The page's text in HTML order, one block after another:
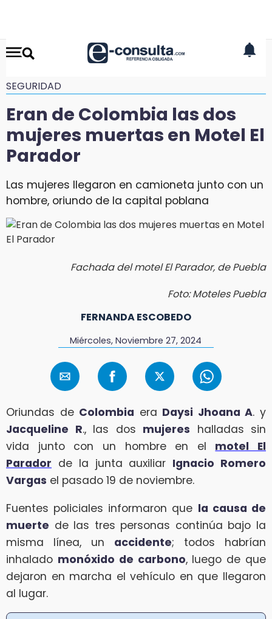
SEGURIDAD
Eran de Colombia las dos
mujeres muertas en Motel El
Parador
Las mujeres llegaron en camioneta junto con un
hombre, oriundo de la capital poblana
Fachada del motel El Parador, de Puebla
Foto: Moteles Puebla
FERNANDA ESCOBEDO
Miércoles, Noviembre 27, 2024
Oriundas de Colombia era Daysi Jhoana A. y
Jacqueline R., las dos mujeres halladas sin
vida junto con un hombre en el motel El
Parador de la junta auxiliar Ignacio Romero
Vargas el pasado 19 de noviembre.
Fuentes policiales informaron que la causa de
muerte de las tres personas continúa bajo la
misma línea, un accidente; todos habrían
inhalado monóxido de carbono, luego de que
dejaron en marcha el vehículo en que llegaron
al lugar.